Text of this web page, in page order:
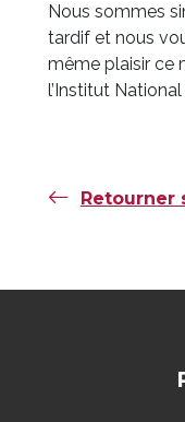
Nous sommes
tardif et nous
même plaisir ce
l’Institut
Retourner